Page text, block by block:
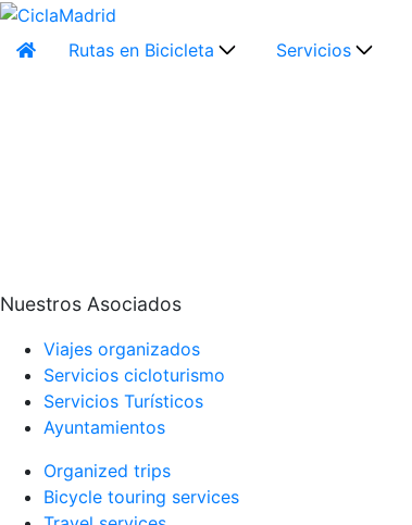
Rutas en Bicicleta Servicios
Nuestros Asociados
Viajes organizados
Servicios cicloturismo
Servicios Turísticos
Ayuntamientos
Organized trips
Bicycle touring services